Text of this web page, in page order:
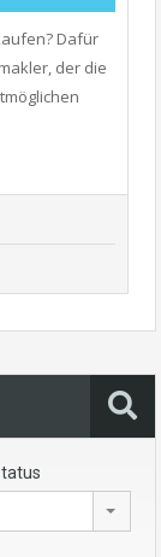
Dafür
der die